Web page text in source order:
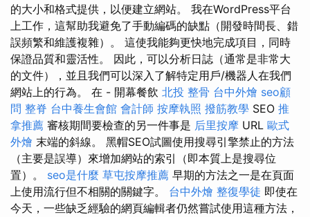
的大小和格式提供，以便建立網站。 我在WordPress平台
上工作，這幫助我避免了手動編碼的缺點（開發時間長、錯
誤頻繁和維護複雜）。 這使我能夠更快地完成項目，同時
保證品質和靈活性。 因此，可以分析日誌（通常是非常大
的文件），並且我們可以深入了解特定用戶/機器人在我們
網站上的行為。 在 - 開幕餐飲 北投 整骨 台中外燴 seo顧
問 整脊 台中養生會館 會計師 按摩執照 撥筋教學 SEO 推
拿推薦 審核期間要檢查的另一件事是 后里按摩 URL 歐式
外燴 末端的斜線。 黑帽SEO試圖使用搜尋引擎禁止的方法
（主要是誤導）來增加網站的索引（即本質上是搜尋位
置）。 seo是什麼 草屯按摩推薦 早期的方法之一是在頁面
上使用流行但不相關的關鍵字。 台中外燴 整復學徒 即使在
今天，一些缺乏經驗的網頁編輯者仍然嘗試使用這種方法，